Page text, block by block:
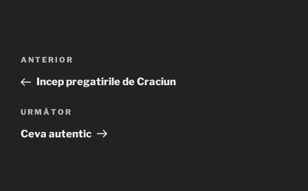
Navigare
articole
Articolul
anterior
ANTERIOR
Incep pregatirile de Craciun
Articolul
următor
URMĂTOR
Ceva autentic